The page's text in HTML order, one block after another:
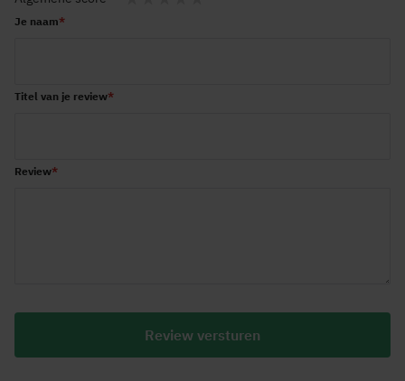
Je naam
Titel van je review
Review
Review versturen